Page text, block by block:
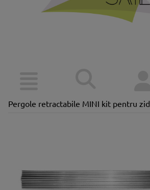
Pergole retractabile MINI kit pentru zid